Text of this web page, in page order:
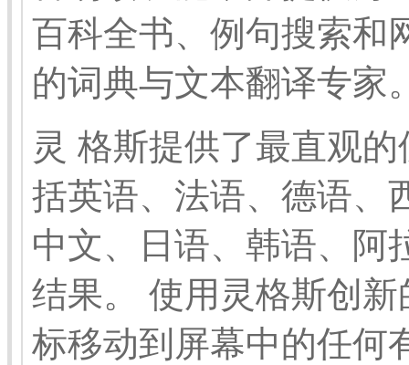
百科全书、例句搜索和
的词典与文本翻译专家
灵 格斯提供了最直观
括英语、法语、德语、
中文、日语、韩语、阿
结果。 使用灵格斯创
标移动到屏幕中的任何